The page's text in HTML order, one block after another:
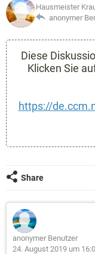
FACEBOOK
WHATSAPP
ANDROID
WINDOWS 10
FACEBOOK
SPIELE
WINDOWS 10
LEXIKON
ANDROID
WHATSAPP
Hausmeister
anonymer
Diese
Klicken Sie
https://
Share
anonymer Benutzer
24. August 2019 um